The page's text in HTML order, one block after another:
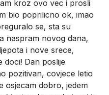
kroz ovo vec i prosli
bio poprilicno ok, imao
se, sta su
naspram novog dana,
i nove srece,
doci! Dan poslije
pozitivan, covjece letio
osjecam dobro, jedem